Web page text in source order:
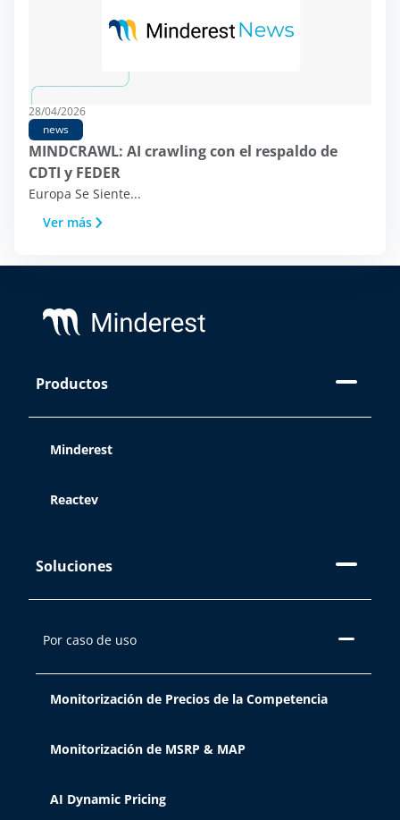
28/04/2026
news
MINDCRAWL: AI crawling con el respaldo de
CDTI y FEDER
Europa Se Siente...
Ver más
tu experiencia en la página web
o recomendar otros contenidos de tu
usuario a la hora de acceder a áreas
privadas de la web. También puede ser
utilizada para la personalización de
anuncios, mediante plataformas
Puedes aceptar todas las cookies
configurarlas desde “Configuración de
el botón “Rechazar”. Puedes conocer
las diferentes cookies que utilizamos
privacidad y cookies.
Productos
Minderest
Reactev
Soluciones
Por caso de uso
Monitorización de Precios de la Competencia
Monitorización de MSRP & MAP
AI Dynamic Pricing